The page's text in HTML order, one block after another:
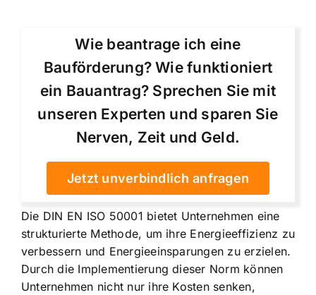
Wie beantrage ich eine
Bauförderung? Wie funktioniert
ein Bauantrag? Sprechen Sie mit
unseren Experten und sparen Sie
Nerven, Zeit und Geld.
Jetzt unverbindlich anfragen
Die DIN EN ISO 50001 bietet Unternehmen eine
strukturierte Methode, um ihre Energieeffizienz zu
verbessern und Energieeinsparungen zu erzielen.
Durch die Implementierung dieser Norm können
Unternehmen nicht nur ihre Kosten senken,